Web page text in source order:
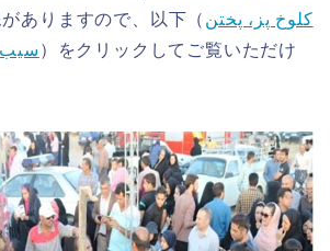
ありますので、以下（ کلوخ پز، پختن
سیب ）をクリックしてご覧いただけ